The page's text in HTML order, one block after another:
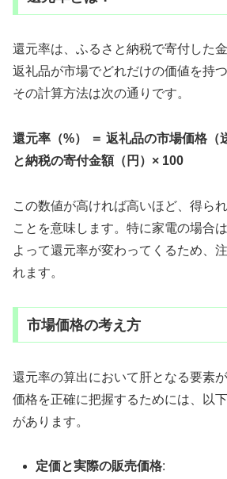
還元率は、ふるさと納税で寄付した
返礼品が市場でどれだけの価値を持
その計算方法は次の通りです。
還元率（%） ＝ 返礼品の市場価格（
と納税の寄付金額（円）× 100
この数値が高ければ高いほど、得ら
ことを意味します。特に家電の場合
よって還元率が変わってくるため、
れます。
市場価格の考え方
還元率の算出において肝となる要素
価格を正確に把握するためには、以
があります。
定価と実際の販売価格: